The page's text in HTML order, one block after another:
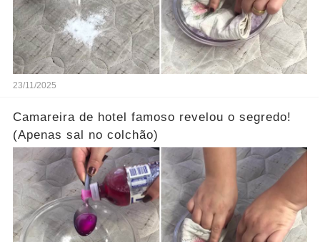
23/11/2025
Camareira de hotel famoso revelou o segredo!
(Apenas sal no colchão)